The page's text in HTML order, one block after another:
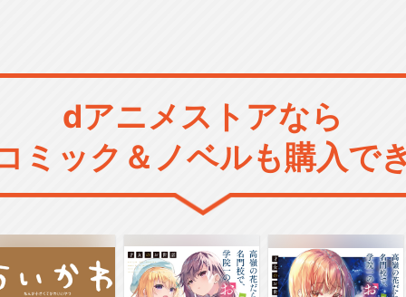
dアニメストアなら
ミック＆ノベルも購入で